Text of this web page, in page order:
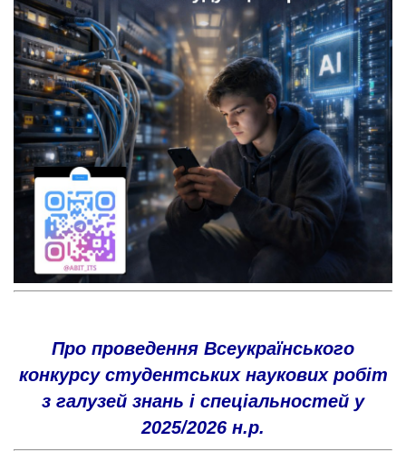
Про проведення Всеукраїнського
конкурсу студентських наукових робіт
з галузей знань і спеціальностей у
2025/2026 н.р.